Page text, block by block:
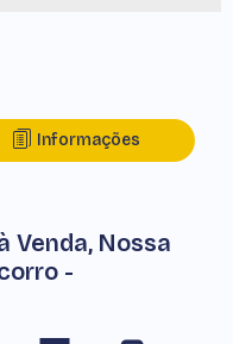
Informações
Venda, Nossa
-